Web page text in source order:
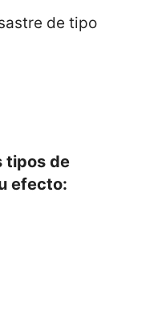
de tipo
tipos de
efecto: